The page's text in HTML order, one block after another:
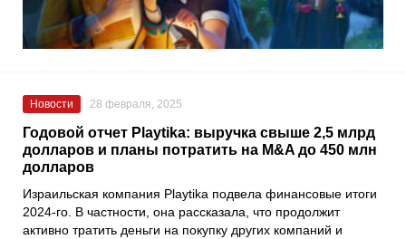
Новости 28 февраля, 2025
Годовой отчет Playtika: выручка свыше 2,5 млрд
долларов и планы потратить на M&A до 450 млн
долларов
Израильская компания Playtika подвела финансовые итоги
2024-го. В частности, она рассказала, что продолжит
активно тратить деньги на покупку других компаний и